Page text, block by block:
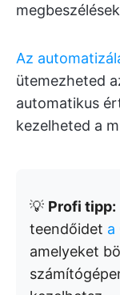
Az
ütemezheted
automatikus
kezelheted a
💡 Profi tipp:
teendőidet a
amelyeket